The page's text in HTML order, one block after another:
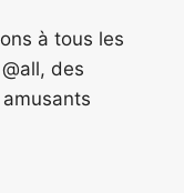
à tous les
des